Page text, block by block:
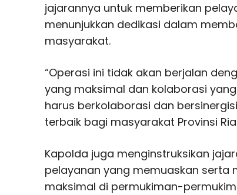
jajarannya untuk memberikan
menunjukkan dedikasi dalam
masyarakat.
“Operasi ini tidak akan berjalan
yang maksimal dan kolaborasi
harus berkolaborasi dan
terbaik bagi masyarakat Provinsi
Kapolda juga menginstruksikan
pelayanan yang memuaskan serta
maksimal di permukiman-